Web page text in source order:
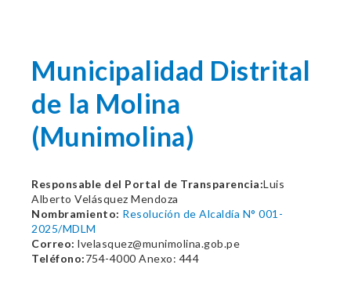
Municipalidad Distrital
de la Molina
(Munimolina)
Responsable del Portal de Transparencia:Luis
Alberto Velásquez Mendoza
Nombramiento: Resolución de Alcaldía N° 001-
2025/MDLM
Correo: lvelasquez@munimolina.gob.pe
Teléfono:754-4000 Anexo: 444